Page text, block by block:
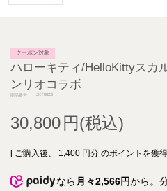
クーポン対象
ハローキティ/HelloKittyスカ
ンリオコラボ
商品番号 JKT002S
30,800
[ ご購入後、 1,400 円分 のポイントを獲
なら 月々2,566円から。